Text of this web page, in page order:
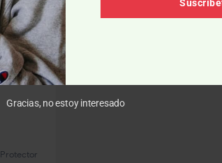
Protector
Gracias, no estoy interesado